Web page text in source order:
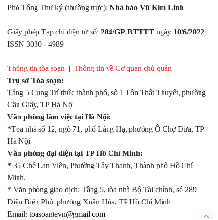
Phó Tổng Thư ký (thường trực): Nhà báo Vũ Kim Linh
Giấy phép Tạp chí điện tử số: 284/GP-BTTTT ngày 10/6/2022
ISSN 3030 - 4989
Thông tin tòa soạn | Thông tin về Cơ quan chủ quản
Trụ sở Tòa soạn:
Tầng 5 Cung Trí thức thành phố, số 1 Tôn Thất Thuyết, phường
Cầu Giấy, TP Hà Nội
Văn phòng làm việc tại Hà Nội:
*Tòa nhà số 12, ngõ 71, phố Láng Hạ, phường Ô Chợ Dừa, TP
Hà Nội
Văn phòng đại diện tại TP Hồ Chí Minh:
* 35 Chế Lan Viên, Phường Tây Thạnh, Thành phố Hồ Chí
Minh.
* Văn phòng giao dịch: Tầng 5, tòa nhà Bộ Tài chính, số 289
Điện Biên Phủ, phường Xuân Hòa, TP Hồ Chí Minh
Email: toasoantevn@gmail.com